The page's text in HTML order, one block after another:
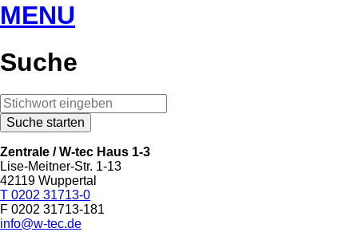
MENU
Suche
Zentrale / W-tec Haus 1-3
Lise-Meitner-Str. 1-13
42119 Wuppertal
T 0202 31713-0
F 0202 31713-181
info@w-tec.de